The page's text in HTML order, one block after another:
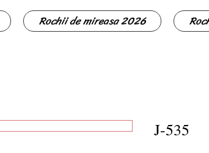
Rochii de mireasa 2026
J-535